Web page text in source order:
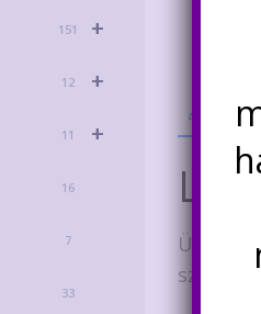
Ügyes
szélén
+
151
+
12
+
11
16
7
33